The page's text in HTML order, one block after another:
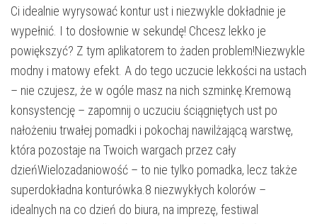
Ci idealnie wyrysować kontur ust i niezwykle dokładnie je
wypełnić. I to dosłownie w sekundę! Chcesz lekko je
powiększyć? Z tym aplikatorem to żaden problem!Niezwykle
modny i matowy efekt. A do tego uczucie lekkości na ustach
– nie czujesz, że w ogóle masz na nich szminkę.Kremową
konsystencję – zapomnij o uczuciu ściągniętych ust po
nałożeniu trwałej pomadki i pokochaj nawilżającą warstwę,
która pozostaje na Twoich wargach przez cały
dzieńWielozadaniowość – to nie tylko pomadka, lecz także
superdokładna konturówka.8 niezwykłych kolorów –
idealnych na co dzień do biura, na imprezę, festiwal